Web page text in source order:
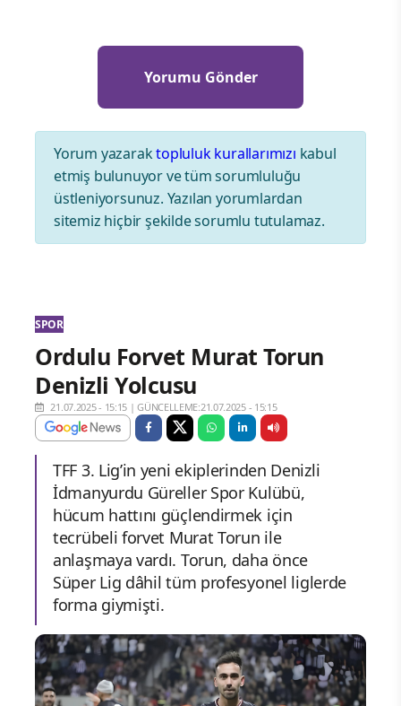
Yorum yazaraktopluluk kurallarımızı kabul
etmiş bulunuyor ve tüm sorumluluğu
üstleniyorsunuz. Yazılan yorumlardan
sitemiz hiçbir şekilde sorumlu tutulamaz.
SPOR
Ordulu Forvet Murat Torun
Denizli Yolcusu
21.07.2025 - 15:15 |GÜNCELLEME:21.07.2025 - 15:15
TFF 3. Lig’in yeni ekiplerinden Denizli
İdmanyurdu Güreller Spor Kulübü,
hücum hattını güçlendirmek için
tecrübeli forvet Murat Torun ile
anlaşmaya vardı. Torun, daha önce
Süper Lig dâhil tüm profesyonel liglerde
forma giymişti.